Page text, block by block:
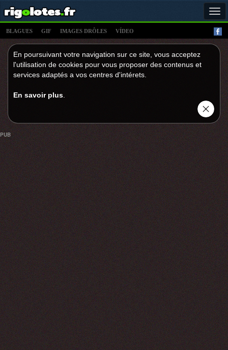
BLAGUES GIF IMAGES DRÔLES VÍDEO
En poursuivant votre navigation sur ce site, vous acceptez
l'utilisation de cookies pour vous proposer des contenus et
services adaptés a vos centres d'intérets.
En savoir plus
PUB